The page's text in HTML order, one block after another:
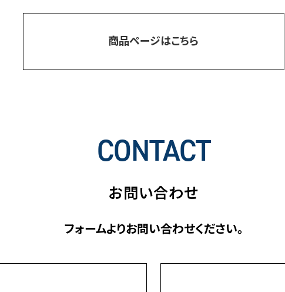
商品ページはこちら
CONTACT
お問い合わせ
フォームよりお問い合わせください。